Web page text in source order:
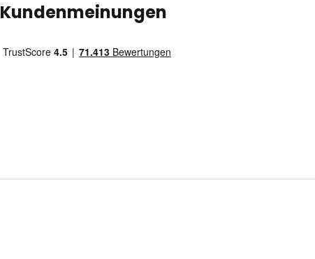
Kundenmeinungen